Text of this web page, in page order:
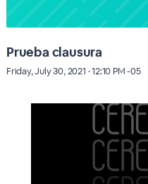
Prueba clausura
Friday, July 30, 2021 · 12:10 PM -05